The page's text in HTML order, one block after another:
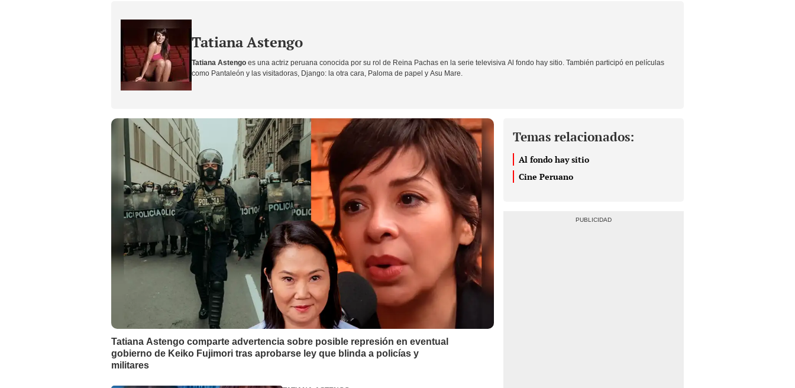
Tatiana Astengo
Tatiana Astengo es una actriz peruana conocida por su rol de Reina Pachas en la serie televisiva Al fondo hay sitio. También participó en películas
como Pantaleón y las visitadoras​​​, Django: la otra cara, Paloma de papel y Asu Mare.
Tatiana Astengo comparte advertencia sobre posible represión en eventual
gobierno de Keiko Fujimori tras aprobarse ley que blinda a policías y
militares
Temas relacionados:
Al fondo hay sitio
Cine Peruano